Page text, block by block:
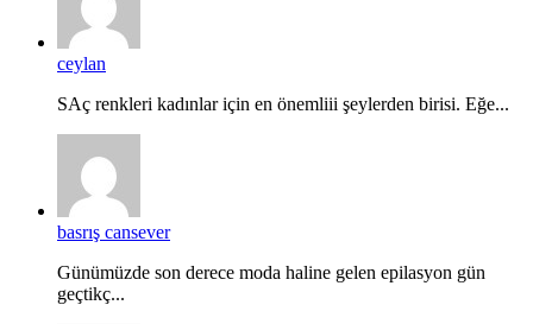
ceylan
SAç renkleri kadınlar için en önemliii şeylerden birisi. Eğe...
basrış cansever
Günümüzde son derece moda haline gelen epilasyon gün
geçtikç...